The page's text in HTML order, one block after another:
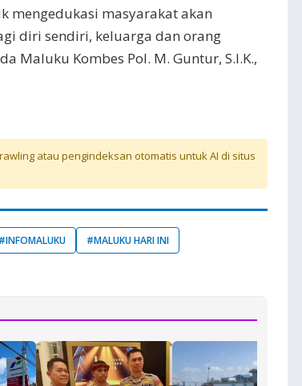
mengedukasi masyarakat akan
diri sendiri, keluarga dan orang
Maluku Kombes Pol. M. Guntur, S.I.K.,
atau pengindeksan otomatis untuk AI di situs
#INFOMALUKU
#MALUKU HARI INI